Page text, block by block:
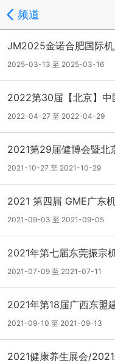
频道
JM2025金诺合肥国际
2025-03-13 至 2025-03-16
2022第30届【北京】中
2022-04-27 至 2022-04-29
2021第29届健博会暨北
2021-10-27 至 2021-10-29
2021 第四届 GME广东
2021-09-03 至 2021-09-05
2021年第七届东莞振宗
2021-07-09 至 2021-07-11
2021年第18届广西东盟
2021-09-10 至 2021-09-13
2021健康养生展会/